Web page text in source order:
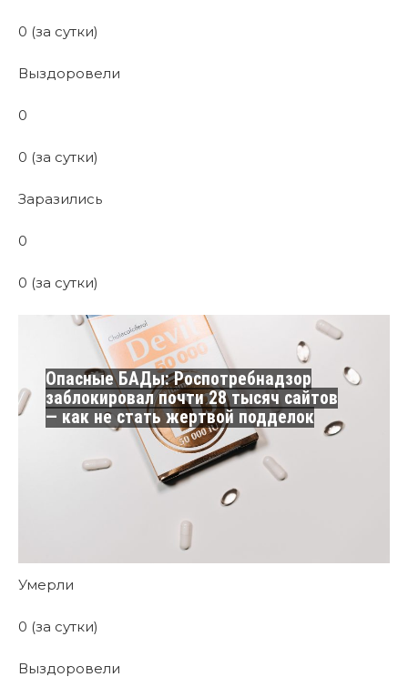
0 (за сутки)
Выздоровели
0
0 (за сутки)
Заразились
0
0 (за сутки)
Опасные БАДы: Роспотребнадзор
заблокировал почти 28 тысяч сайтов
— как не стать жертвой подделок
Умерли
0 (за сутки)
Выздоровели